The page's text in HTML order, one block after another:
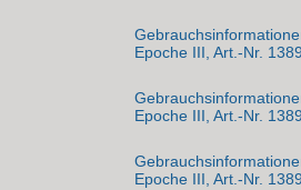
Epoche III, Art.-Nr.
Epoche III, Art.-Nr.
Epoche III, Art.-Nr.